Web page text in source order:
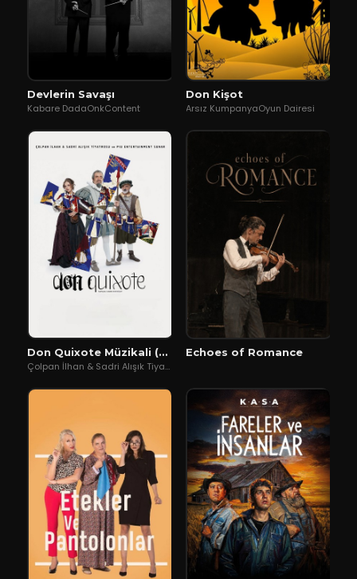
Devlerin Savaşı
Kabare DadaOnkContent
Don Kişot
Arsız KumpanyaOyun Dairesi
Don Quixote Müzikali (Don Kişot)
Çolpan İlhan & Sadri Alışık TiyatrosuPiu Entertainment
Echoes of Romance